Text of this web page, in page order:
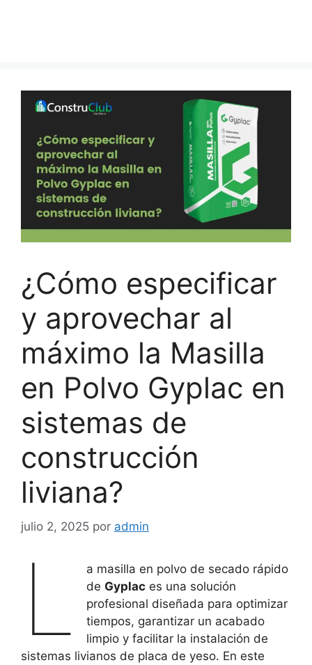
¿Cómo especificar
y aprovechar al
máximo la Masilla
en Polvo Gyplac en
sistemas de
construcción
liviana?
julio 2, 2025 por admin
L
a masilla en polvo de secado rápido
de Gyplac es una solución
profesional diseñada para optimizar
tiempos, garantizar un acabado
limpio y facilitar la instalación de
sistemas livianos de placa de yeso. En este